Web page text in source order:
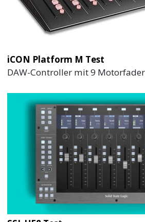
iCON Platform M Test
DAW-Controller mit 9